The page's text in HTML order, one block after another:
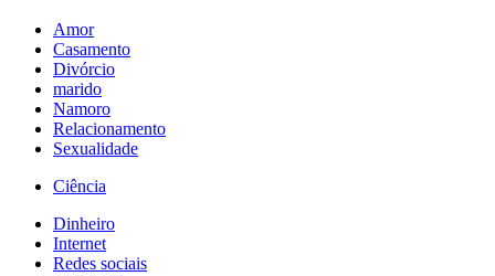
Amor
Casamento
Divórcio
marido
Namoro
Relacionamento
Sexualidade
Ciência
Dinheiro
Internet
Redes sociais